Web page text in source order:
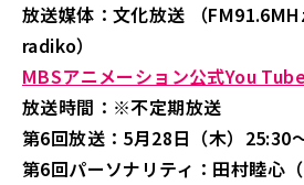
放送媒体：文化放送 （
radiko）
MBSアニメーション公式You
放送時間：※不定期放送
第6回放送：5月28日（木）25:30
第6回パーソナリティ：田村睦心